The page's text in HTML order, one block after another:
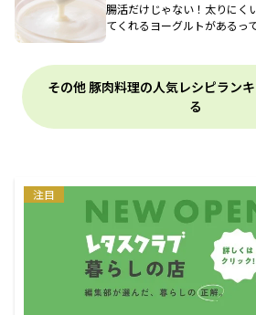
腸活だけじゃない！太りにく
てくれるヨーグルトがあるっ
その他 豚肉料理の人気レシピラン
る
注目